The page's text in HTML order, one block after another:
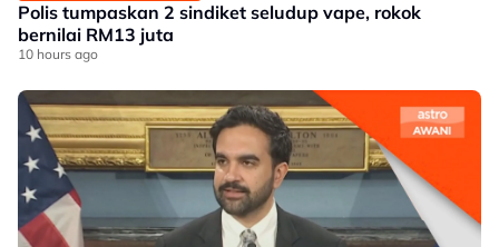
Polis tumpaskan 2 sindiket seludup vape, rokok
bernilai RM13 juta
10 hours ago